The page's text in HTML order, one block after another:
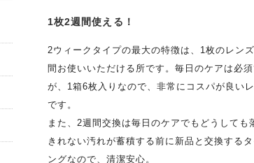
1枚2週間使える！
2ウィークタイプの最大の特徴は、1枚のレン
間お使いいただける所です。毎日のケアは必須
が、1箱6枚入りなので、非常にコスパが良い
です。
また、2週間交換は毎日のケアでもどうしても
きれない汚れが蓄積する前に新品と交換するタ
ングなので、清潔安心。